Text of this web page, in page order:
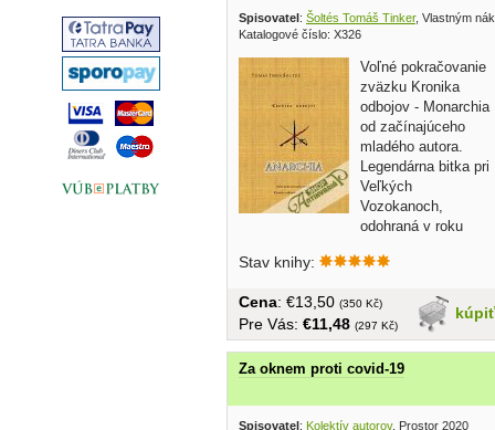
Spisovatel: Šoltés Tomáš Tinker, Vlastným
Katalogové číslo: X326
Voľné pokračovanie
zväzku Kronika
odbojov - Monarchia
od začínajúceho
mladého autora.
Legendárna bitka pri
Veľkých
Vozokanoch,
odohraná v roku
Stav knihy:
kúpiť
Cena: €13,50 (350 Kč)
Pre Vás: €11,48 (297 Kč)
Za oknem proti covid-19
Spisovatel: Kolektív autorov, Prostor 2020